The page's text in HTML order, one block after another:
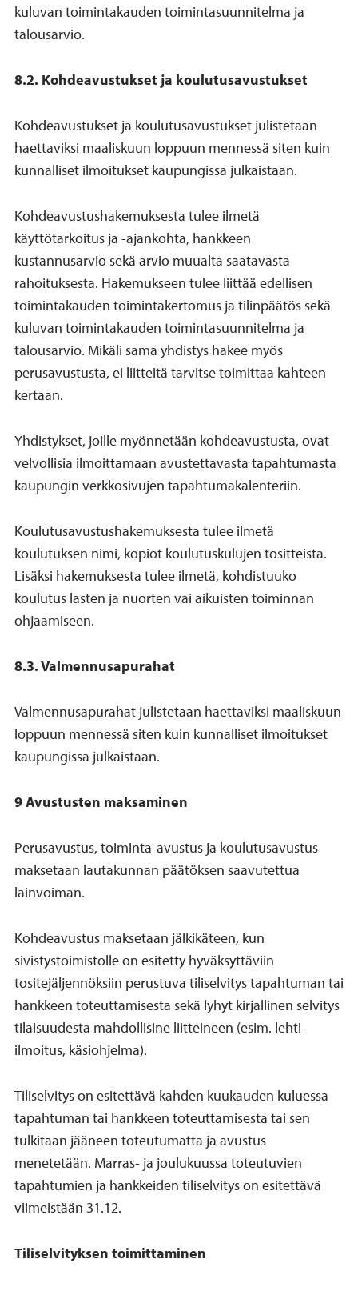
kuluvan toimintakauden toimintasuunnitelma ja
talousarvio.
8.2. Kohdeavustukset ja koulutusavustukset
Kohdeavustukset ja koulutusavustukset julistetaan
haettaviksi maaliskuun loppuun mennessä siten kuin
kunnalliset ilmoitukset kaupungissa julkaistaan.
Kohdeavustushakemuksesta tulee ilmetä
käyttötarkoitus ja -ajankohta, hankkeen
kustannusarvio sekä arvio muualta saatavasta
rahoituksesta. Hakemukseen tulee liittää edellisen
toimintakauden toimintakertomus ja tilinpäätös sekä
kuluvan toimintakauden toimintasuunnitelma ja
talousarvio. Mikäli sama yhdistys hakee myös
perusavustusta, ei liitteitä tarvitse toimittaa kahteen
kertaan.
Yhdistykset, joille myönnetään kohdeavustusta, ovat
velvollisia ilmoittamaan avustettavasta tapahtumasta
kaupungin verkkosivujen tapahtumakalenteriin.
Koulutusavustushakemuksesta tulee ilmetä
koulutuksen nimi, kopiot koulutuskulujen tositteista.
Lisäksi hakemuksesta tulee ilmetä, kohdistuuko
koulutus lasten ja nuorten vai aikuisten toiminnan
ohjaamiseen.
8.3. Valmennusapurahat
Valmennusapurahat julistetaan haettaviksi maaliskuun
loppuun mennessä siten kuin kunnalliset ilmoitukset
kaupungissa julkaistaan.
9 Avustusten maksaminen
Perusavustus, toiminta-avustus ja koulutusavustus
maksetaan lautakunnan päätöksen saavutettua
lainvoiman.
Kohdeavustus maksetaan jälkikäteen, kun
sivistystoimistolle on esitetty hyväksyttäviin
tositejäljennöksiin perustuva tiliselvitys tapahtuman tai
hankkeen toteuttamisesta sekä lyhyt kirjallinen selvitys
tilaisuudesta mahdollisine liitteineen (esim. lehti-
ilmoitus, käsiohjelma).
Tiliselvitys on esitettävä kahden kuukauden kuluessa
tapahtuman tai hankkeen toteuttamisesta tai sen
tulkitaan jääneen toteutumatta ja avustus
menetetään. Marras- ja joulukuussa toteutuvien
tapahtumien ja hankkeiden tiliselvitys on esitettävä
viimeistään 31.12.
Tiliselvityksen toimittaminen